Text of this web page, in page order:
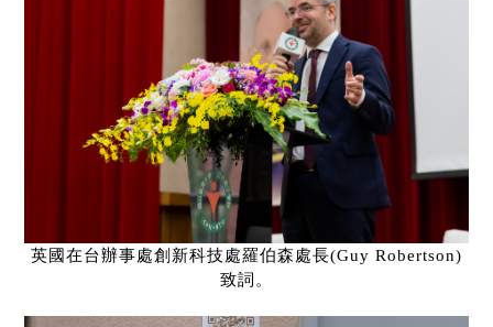
英國在台辦事處創新科技處羅伯森處長(Guy Robertson)
致詞。